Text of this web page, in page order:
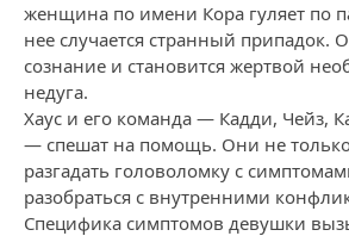
женщина по имени Кора гуляет по
нее случается странный припадок.
сознание и становится жертвой
недуга.
Хаус и его команда — Кадди, Чейз,
— спешат на помощь. Они не
разгадать головоломку с
разобраться с внутренними
Специфика симптомов девушки